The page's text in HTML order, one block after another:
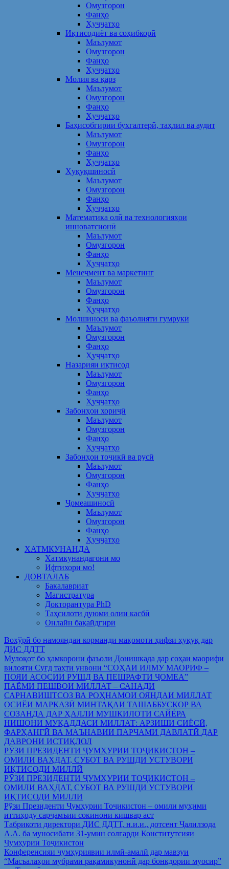
Омузгорон
Фанҳо
Ҳуҷҷатҳо
Иқтисодиёт ва соҳибкорӣ
Маълумот
Омузгорон
Фанҳо
Ҳуҷҷатҳо
Молия ва қарз
Маълумот
Омузгорон
Фанҳо
Ҳуҷҷатҳо
Баҳисобгирии бухгалтерӣ, таҳлил ва аудит
Маълумот
Омузгорон
Фанҳо
Ҳуҷҷатҳо
Ҳуқуқшиносӣ
Маълумот
Омузгорон
Фанҳо
Ҳуҷҷатҳо
Математика олӣ ва технологияҳои
инноватсионӣ
Маълумот
Омузгорон
Фанҳо
Ҳуҷҷатҳо
Менеҷмент ва маркетинг
Маълумот
Омузгорон
Фанҳо
Ҳуҷҷатҳо
Молшиносӣ ва фаъолияти гумрукӣ
Маълумот
Омузгорон
Фанҳо
Ҳуҷҷатҳо
Назарияи иқтисод
Маълумот
Омузгорон
Фанҳо
Ҳуҷҷатҳо
Забонҳои хориҷӣ
Маълумот
Омузгорон
Фанҳо
Ҳуҷҷатҳо
Забонҳои тоҷикӣ ва русӣ
Маълумот
Омузгорон
Фанҳо
Ҳуҷҷатҳо
Ҷомеашиносӣ
Маълумот
Омузгорон
Фанҳо
Ҳуҷҷатҳо
ХАТМКУНАНДА
Хатмкунандагони мо
Ифтихори мо!
ДОВТАЛАБ
Бакалавриат
Магистратура
Докторантура PhD
Таҳсилоти дуюми олии касбӣ
Онлайн бақайдгирӣ
Вохўрӣ бо намояндаи корманди мақомоти ҳифзи ҳуқуқ дар
ДИС ДДТТ
Мулоқот бо ҳамкорони фаъоли Донишкада дар соҳаи маорифи
вилояти Суғд таҳти унвони “СОҲАИ ИЛМУ МАОРИФ –
ПОЯИ АСОСИИ РУШД ВА ПЕШРАФТИ ҶОМЕА”
ПАЁМИ ПЕШВОИ МИЛЛАТ – САНАДИ
САРНАВИШТСОЗ ВА РОҲНАМОИ ОЯНДАИ МИЛЛАТ
ОСИЁИ МАРКАЗӢ МИНТАҚАИ ТАШАББУСКОР ВА
СОЗАНДА ДАР ҲАЛЛИ МУШКИЛОТИ САЙЁРА
НИШОНИ МУҚАДДАСИ МИЛЛАТ: АРЗИШИ СИЁСӢ,
ФАРҲАНГӢ ВА МАЪНАВИИ ПАРЧАМИ ДАВЛАТӢ ДАР
ДАВРОНИ ИСТИҚЛОЛ
РӮЗИ ПРЕЗИДЕНТИ ҶУМҲУРИИ ТОҶИКИСТОН –
ОМИЛИ ВАҲДАТ, СУБОТ ВА РУШДИ УСТУВОРИ
ИҚТИСОДИ МИЛЛӢ
РӮЗИ ПРЕЗИДЕНТИ ҶУМҲУРИИ ТОҶИКИСТОН –
ОМИЛИ ВАҲДАТ, СУБОТ ВА РУШДИ УСТУВОРИ
ИҚТИСОДИ МИЛЛӢ
Рўзи Президенти Ҷумҳурии Тоҷикистон – омили муҳими
иттиҳоду сарҷамъии сокинони кишвар аст
Табрикоти директори ДИС ДДТТ, н.и.и., дотсент Ҷалилзода
А.А. ба муносибати 31-умин солгарди Конститутсияи
Ҷумҳурии Тоҷикистон
Конференсияи ҷумҳуриявии илмӣ-амалӣ дар мавзуи
“Масъалаҳои мубрами рақамикунонӣ дар бонкдории муосир”